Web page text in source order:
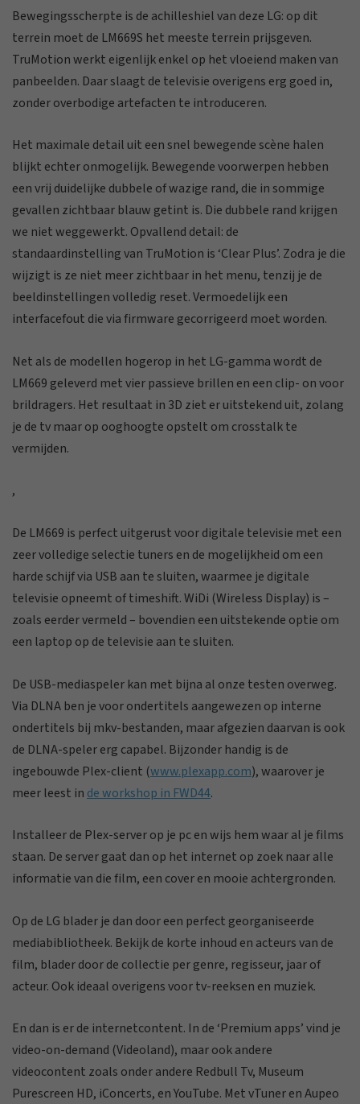
Bewegingsscherpte is de achilleshiel van deze LG: op dit
terrein moet de LM669S het meeste terrein prijsgeven.
TruMotion werkt eigenlijk enkel op het vloeiend maken van
panbeelden. Daar slaagt de televisie overigens erg goed in,
zonder overbodige artefacten te introduceren.
Het maximale detail uit een snel bewegende scène halen
blijkt echter onmogelijk. Bewegende voorwerpen hebben
een vrij duidelijke dubbele of wazige rand, die in sommige
gevallen zichtbaar blauw getint is. Die dubbele rand krijgen
we niet weggewerkt. Opvallend detail: de
standaardinstelling van TruMotion is ‘Clear Plus’. Zodra je die
wijzigt is ze niet meer zichtbaar in het menu, tenzij je de
beeldinstellingen volledig reset. Vermoedelijk een
interfacefout die via firmware gecorrigeerd moet worden.
Net als de modellen hogerop in het LG-gamma wordt de
LM669 geleverd met vier passieve brillen en een clip- on voor
brildragers. Het resultaat in 3D ziet er uitstekend uit, zolang
je de tv maar op ooghoogte opstelt om crosstalk te
vermijden.
,
De LM669 is perfect uitgerust voor digitale televisie met een
zeer volledige selectie tuners en de mogelijkheid om een
harde schijf via USB aan te sluiten, waarmee je digitale
televisie opneemt of timeshift. WiDi (Wireless Display) is –
zoals eerder vermeld – bovendien een uitstekende optie om
een laptop op de televisie aan te sluiten.
De USB-mediaspeler kan met bijna al onze testen overweg.
Via DLNA ben je voor ondertitels aangewezen op interne
ondertitels bij mkv-bestanden, maar afgezien daarvan is ook
de DLNA-speler erg capabel. Bijzonder handig is de
ingebouwde Plex-client (www.plexapp.com), waarover je
meer leest in de workshop in FWD44.
Installeer de Plex-server op je pc en wijs hem waar al je films
staan. De server gaat dan op het internet op zoek naar alle
informatie van die film, een cover en mooie achtergronden.
Op de LG blader je dan door een perfect georganiseerde
mediabibliotheek. Bekijk de korte inhoud en acteurs van de
film, blader door de collectie per genre, regisseur, jaar of
acteur. Ook ideaal overigens voor tv-reeksen en muziek.
En dan is er de internetcontent. In de ‘Premium apps’ vind je
video-on-demand (Videoland), maar ook andere
videocontent zoals onder andere Redbull Tv, Museum
Purescreen HD, iConcerts, en YouTube. Met vTuner en Aupeo